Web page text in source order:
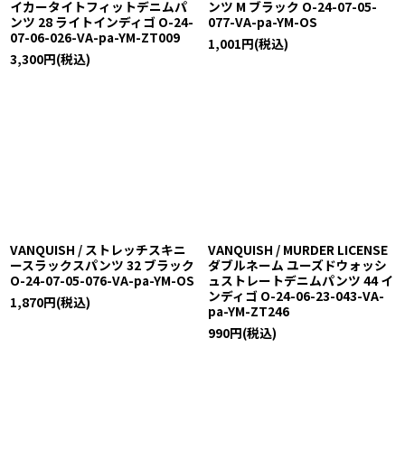
イカータイトフィットデニムパ
ンツ 28 ライトインディゴ O-24-
07-06-026-VA-pa-YM-ZT009
3,300円(税込)
ンツ M ブラック O-24-07-05-
077-VA-pa-YM-OS
1,001円(税込)
VANQUISH / ストレッチスキニ
ースラックスパンツ 32 ブラック
O-24-07-05-076-VA-pa-YM-OS
1,870円(税込)
VANQUISH / MURDER LICENSE
ダブルネーム ユーズドウォッシ
ュストレートデニムパンツ 44 イ
ンディゴ O-24-06-23-043-VA-
pa-YM-ZT246
990円(税込)